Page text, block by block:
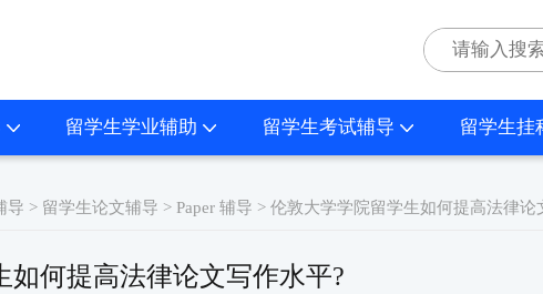
留学生学业辅助 留学生考试辅导 留学生挂
导 > 留学生论文辅导 > Paper 辅导 > 伦敦大学学院留学生如何提高法律论
如何提高法律论文写作水平?